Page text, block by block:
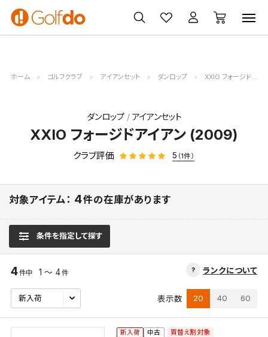
ゴルフ
クラブ
ゴルフ用品
買取
無料査定
クーポン
一覧
ホーム ゴルフクラブ アイアンセット ダンロップ XXIO フォージドアイアン (2009)
ダンロップ アイアンセット
XXIO フォージドアイアン (2009)
クラブ評価 5 （1件）
対象アイテム： 4件の在庫があります
条件を指定して探す
ランクについて
4件中 1 ～ 4件
表示数 20 40 60
新入荷 中古 買替え割対象